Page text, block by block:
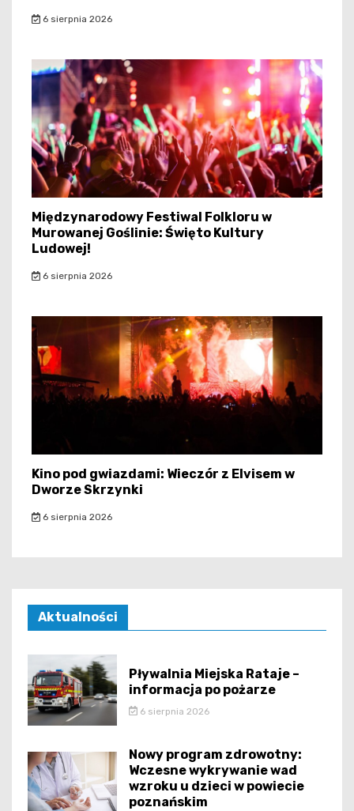
6 sierpnia 2026
Międzynarodowy Festiwal Folkloru w
Murowanej Goślinie: Święto Kultury
Ludowej!
6 sierpnia 2026
Kino pod gwiazdami: Wieczór z Elvisem w
Dworze Skrzynki
6 sierpnia 2026
Aktualności
Pływalnia Miejska Rataje –
informacja po pożarze
6 sierpnia 2026
Nowy program zdrowotny:
Wczesne wykrywanie wad
wzroku u dzieci w powiecie
poznańskim